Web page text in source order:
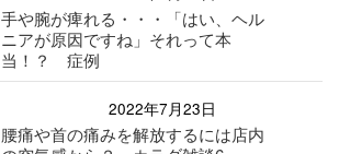
手や腕が痺れる・・・「はい、ヘル
ニアが原因ですね」それって本
当！？ 症例
2022年7月23日
腰痛や首の痛みを解放するには店内